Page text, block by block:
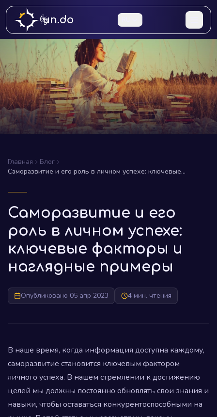
un.do
Главная
Блог
Саморазвитие и его роль в личном успехе: ключевые
Саморазвитие и его
роль в личном успехе:
ключевые факторы и
наглядные примеры
Опубликовано 05 апр 2023 4 мин. чтения
В наше время, когда информация доступна каждому,
саморазвитие становится ключевым фактором
личного успеха. В нашем стремлении к достижению
целей мы должны постоянно обновлять свои знания и
навыки, чтобы оставаться конкурентоспособными на